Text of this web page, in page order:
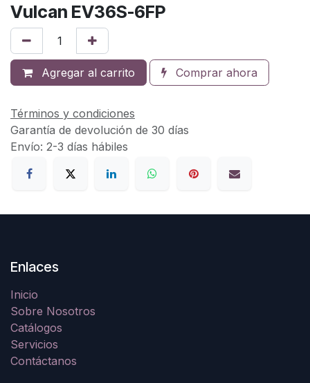
Vulcan EV36S-6FP
Agregar al carrito Comprar ahora
Términos y condiciones
Garantía de devolución de 30 días
Envío: 2-3 días hábiles
Enlaces
Inicio
Sobre Nosotros
Catálogos
Servicios
Contáctanos